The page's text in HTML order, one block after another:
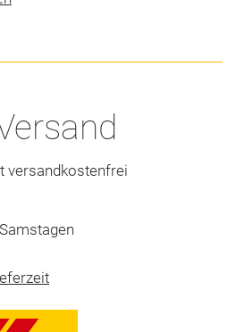
versandkostenfrei